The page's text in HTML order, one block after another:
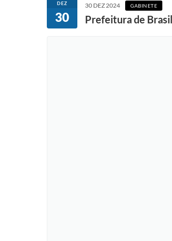
DEZ
30
30 DEZ 2024 GABINETE
Prefeitura de